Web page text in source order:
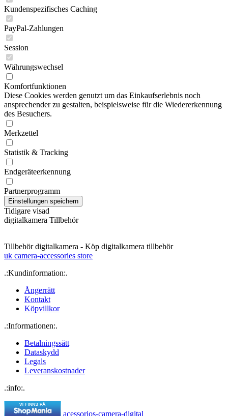
Kundenspezifisches Caching
PayPal-Zahlungen
Session
Währungswechsel
Komfortfunktionen
Diese Cookies werden genutzt um das Einkaufserlebnis noch
ansprechender zu gestalten, beispielsweise für die Wiedererkennung
des Besuchers.
Merkzettel
Statistik & Tracking
Endgeräteerkennung
Partnerprogramm
Tidigare visad
digitalkamera Tillbehör
Tillbehör digitalkamera - Köp digitalkamera tillbehör
uk camera-accessories store
.:Kundinformation:.
Ångerrätt
Kontakt
Köpvillkor
.:Informationen:.
Betalningssätt
Dataskydd
Legals
Leveranskostnader
.:info:.
acessorios-camera-digital